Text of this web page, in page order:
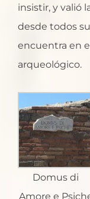
insistir, y valió
desde todos
encuentra en
arqueológico.
Domus di
Amore e